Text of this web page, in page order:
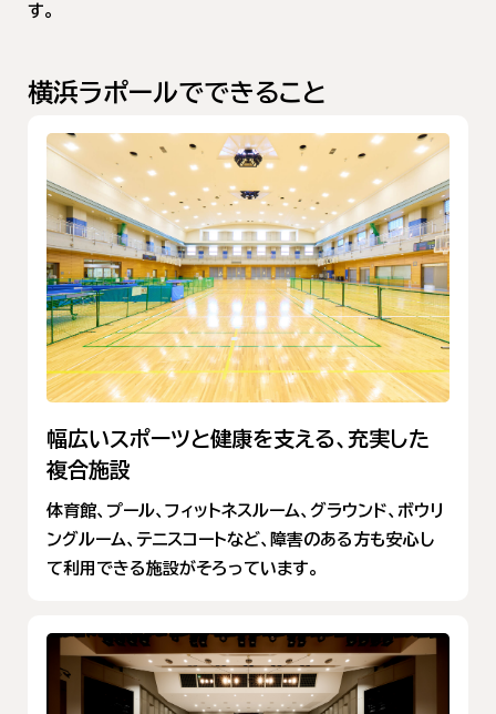
す。
横浜ラポールでできること
幅広いスポーツと健康を支える、充実した
複合施設
体育館、プール、フィットネスルーム、グラウンド、ボウリ
ングルーム、テニスコートなど、障害のある方も安心し
て利用できる施設がそろっています。